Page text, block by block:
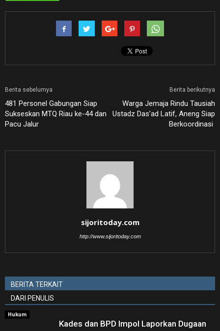
Berita sebelumya
481 Personel Gabungan Siap
Sukseskan MTQ Riau ke-44 dan
Pacu Jalur
Berita berikutnya
Warga Jemaja Rindu Tausiah
Ustadz Das’ad Latif, Aneng Siap
Berkoordinasi ‎
sijoritoday.com
http://www.sijoritoday.com
BERITA TERKAIT
DARI PENULIS
Hukum
Kades dan BPD Impol Laporkan Dugaan